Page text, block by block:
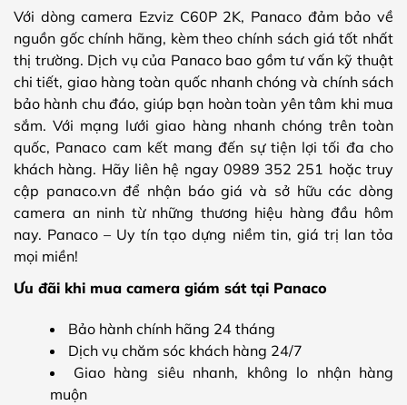
Với dòng camera Ezviz C60P 2K, Panaco đảm bảo về
nguồn gốc chính hãng, kèm theo chính sách giá tốt nhất
thị trường. Dịch vụ của Panaco bao gồm tư vấn kỹ thuật
chi tiết, giao hàng toàn quốc nhanh chóng và chính sách
bảo hành chu đáo, giúp bạn hoàn toàn yên tâm khi mua
sắm. Với mạng lưới giao hàng nhanh chóng trên toàn
quốc, Panaco cam kết mang đến sự tiện lợi tối đa cho
khách hàng. Hãy liên hệ ngay 0989 352 251 hoặc truy
cập panaco.vn để nhận báo giá và sở hữu các dòng
camera an ninh từ những thương hiệu hàng đầu hôm
nay. Panaco – Uy tín tạo dựng niềm tin, giá trị lan tỏa
mọi miền!
Ưu đãi khi mua camera giám sát tại Panaco
Bảo hành chính hãng 24 tháng
Dịch vụ chăm sóc khách hàng 24/7
Giao hàng siêu nhanh, không lo nhận hàng
muộn